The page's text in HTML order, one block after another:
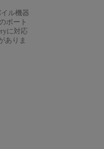
ル機器
ポート
に対応
ありま